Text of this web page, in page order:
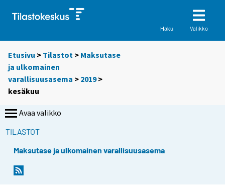
Haku Valikko
Etusivu > Tilastot > Maksutase
ja ulkomainen
varallisuusasema > 2019>
kesäkuu
Avaa valikko
TILASTOT
Maksutase ja ulkomainen varallisuusasema